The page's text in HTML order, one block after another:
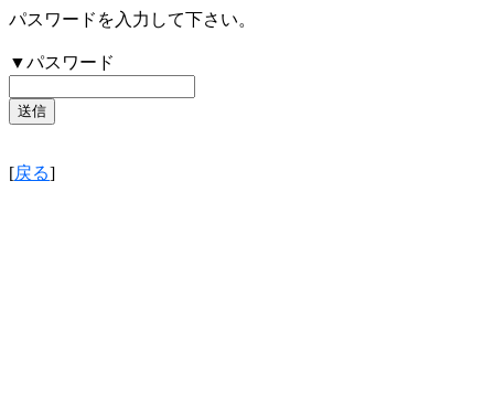
パスワードを入力して下さい。
▼パスワード
[戻る]